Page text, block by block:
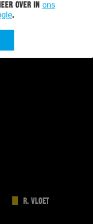
over in ons
.
L. SCHOOFS
KIOMOURTZOGLOU
R. VLOET